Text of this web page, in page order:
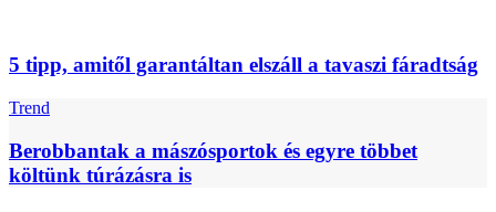
5 tipp, amitől garantáltan elszáll a tavaszi fáradtság
Trend
Berobbantak a mászósportok és egyre többet
költünk túrázásra is